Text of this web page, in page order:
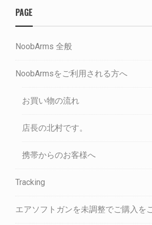
PAGE
NoobArms 全般
NoobArmsをご利用される方へ
お買い物の流れ
店長の北村です。
携帯からのお客様へ
Tracking
エアソフトガンを未調整でご購入を